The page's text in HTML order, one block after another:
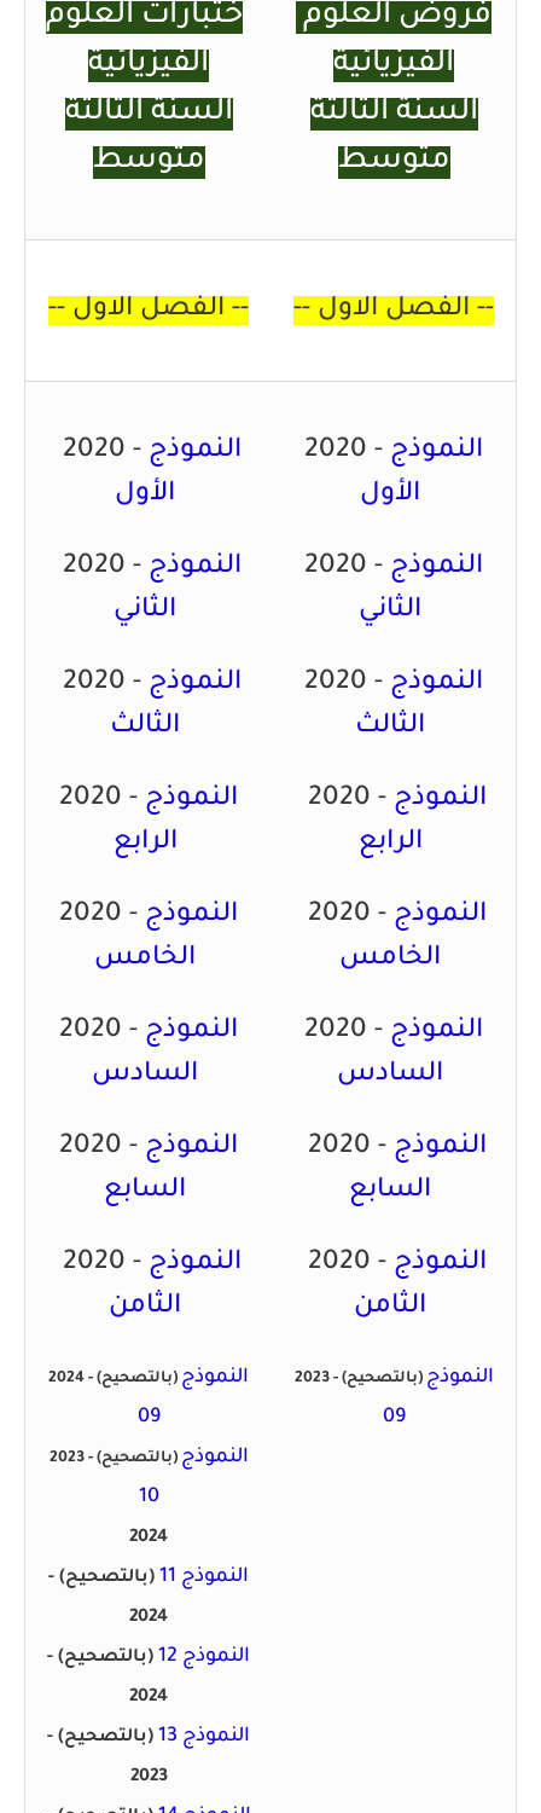
ختبارات العلوم
الفيزيائية
السنة الثالثة
متوسط
فروض العلوم
الفيزيائية
السنة الثالثة
متوسط
-- -- -- --
2020 - النموذج
2020 - النموذج
2020 - النموذج
2020 - النموذج
2020 - النموذج
2020 - النموذج
2020 - النموذج
2020 - النموذج
2024 - (بالتصحيح) النموذج
09
2023 - (بالتصحيح) النموذج
10
2024
- (بالتصحيح) النموذج 11
2024
- (بالتصحيح) النموذج 12
2024
- (بالتصحيح) النموذج 13
2023
2020 - النموذج
2020 - النموذج
2020 - النموذج
2020 - النموذج
2020 - النموذج
2020 - النموذج
2020 - النموذج
2020 - النموذج
2023 - (بالتصحيح) النموذج
09